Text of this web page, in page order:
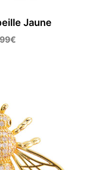
Jaune
€